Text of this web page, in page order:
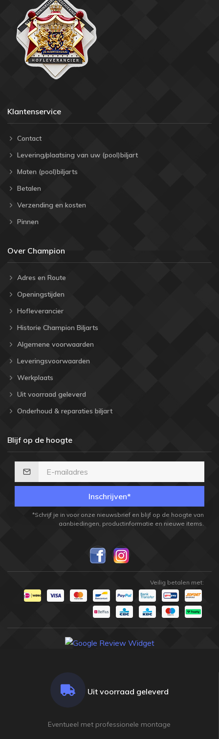
Klantenservice
Contact
Levering/plaatsing van uw (pool)biljart
Maten (pool)biljarts
Betalen
Verzending en kosten
Pinnen
Over Champion
Adres en Route
Openingstijden
Hofleverancier
Historie Champion Biljarts
Algemene voorwaarden
Leveringsvoorwaarden
Werkplaats
Uit voorraad geleverd
Onderhoud & reparaties biljart
Blijf op de hoogte
Inschrijven*
*Schrijf je in voor onze nieuwsbrief en blijf op de hoogte van
aanbiedingen, productinformatie en nieuwe items.
Veilig betalen met:
Uit voorraad geleverd
Eventueel met professionele montage